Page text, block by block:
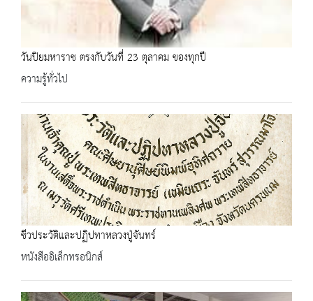
วันปิยมหาราช ตรงกับวันที่ 23 ตุลาคม ของทุกปี
ความรู้ทั่วไป
ชีวประวัติและปฏิปทาหลวงปู่จันทร์
หนังสืออิเล็กทรอนิกส์